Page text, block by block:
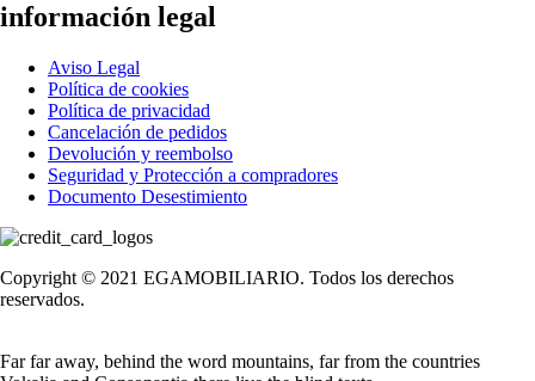
información legal
Aviso Legal
Política de cookies
Política de privacidad
Cancelación de pedidos
Devolución y reembolso
Seguridad y Protección a compradores
Documento Desestimiento
Copyright © 2021 EGAMOBILIARIO. Todos los derechos
reservados.
Far far away, behind the word mountains, far from the countries